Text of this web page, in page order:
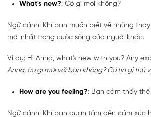
What's new?: Có gì mới không?
Ngữ cảnh: Khi bạn muốn biết về những
mới nhất trong cuộc sống của người khác.
Ví dụ: Hi Anna, what's new with you? Any
Anna, có gì mới với bạn không? Có tin gì thú
How are you feeling?: Bạn cảm thấy thế
Ngữ cảnh: Khi bạn quan tâm đến cảm xúc